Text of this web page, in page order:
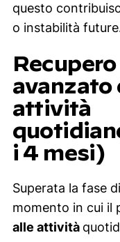
questo
o instabilità
avanzato
attività
i 4 mesi)
Superata la fase
momento in cui il
alle attività